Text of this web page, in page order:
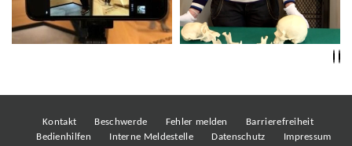
Kontakt Beschwerde Fehler melden
Barrierefreiheit
Bedienhilfen
Interne Meldestelle Datenschutz Impressum